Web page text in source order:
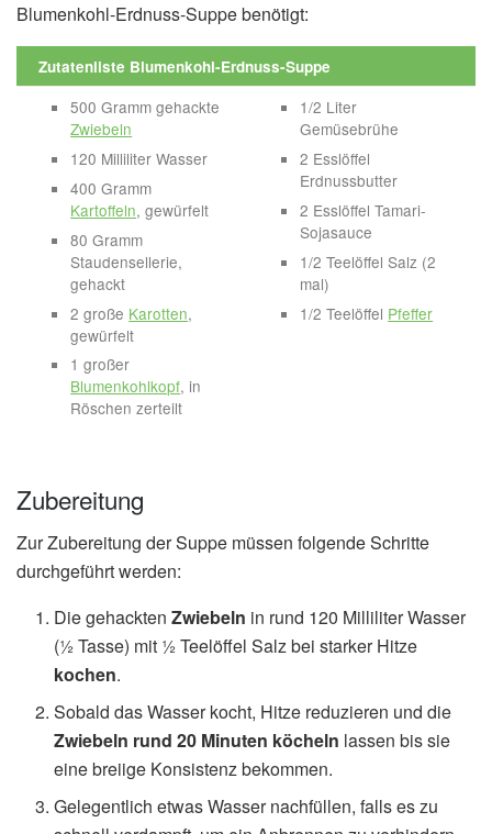
Blumenkohl-Erdnuss-Suppe benötigt:
Zutatenliste Blumenkohl-Erdnuss-Suppe
500 Gramm gehackte
Zwiebeln
120 Milliliter Wasser
400 Gramm
Kartoffeln, gewürfelt
80 Gramm
Staudensellerie,
gehackt
2 große Karotten,
gewürfelt
1 großer
Blumenkohlkopf, in
Röschen zerteilt
1/2 Liter
Gemüsebrühe
2 Esslöffel
Erdnussbutter
2 Esslöffel Tamari-
Sojasauce
1/2 Teelöffel Salz (2
mal)
1/2 Teelöffel Pfeffer
Zubereitung
Zur Zubereitung der Suppe müssen folgende Schritte
durchgeführt werden:
Die gehacktenZwiebeln in rund 120 Milliliter Wasser
(½ Tasse) mit ½ Teelöffel Salz bei starker Hitze
kochen.
Sobald das Wasser kocht, Hitze reduzieren und die
Zwiebeln rund 20 Minuten köcheln lassen bis sie
eine breiige Konsistenz bekommen.
Gelegentlich etwas Wasser nachfüllen, falls es zu